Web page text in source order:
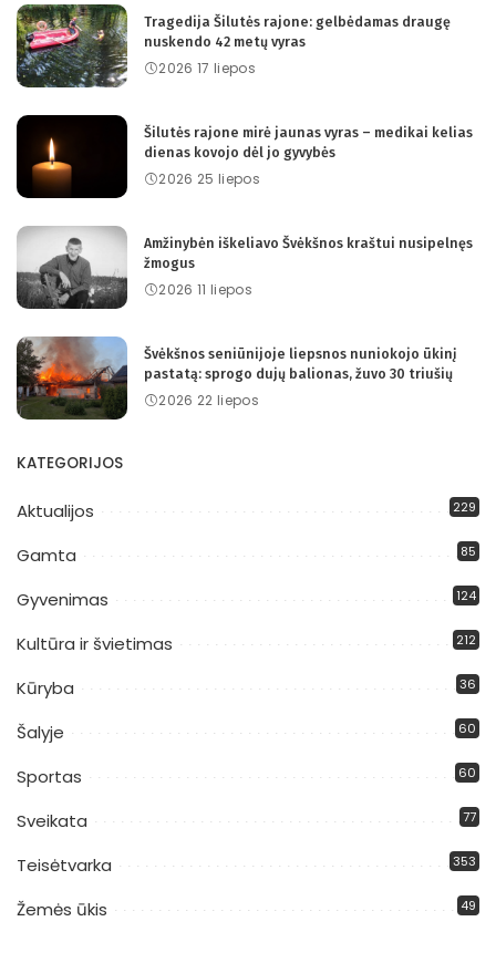
Tragedija Šilutės rajone: gelbėdamas draugę
nuskendo 42 metų vyras
2026 17 liepos
Šilutės rajone mirė jaunas vyras – medikai kelias
dienas kovojo dėl jo gyvybės
2026 25 liepos
Amžinybėn iškeliavo Švėkšnos kraštui nusipelnęs
žmogus
2026 11 liepos
Švėkšnos seniūnijoje liepsnos nuniokojo ūkinį
pastatą: sprogo dujų balionas, žuvo 30 triušių
2026 22 liepos
KATEGORIJOS
Aktualijos 229
Gamta 85
Gyvenimas 124
Kultūra ir švietimas 212
Kūryba 36
Šalyje 60
Sportas 60
Sveikata 77
Teisėtvarka 353
Žemės ūkis 49